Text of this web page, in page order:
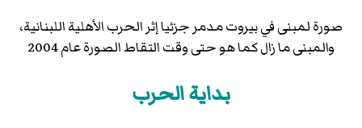
صورة لمبنى في بيروت مدمر جزئيا إثر الحرب الأهلية اللبنانية،
والمبنى ما زال كما هو حتى وقت التقاط الصورة عام 2004
بداية الحرب